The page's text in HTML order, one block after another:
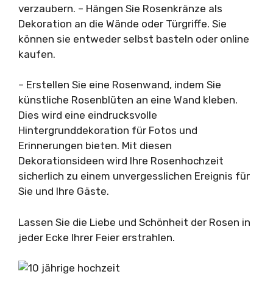
verzaubern. – Hängen Sie Rosenkränze als
Dekoration an die Wände oder Türgriffe. Sie
können sie entweder selbst basteln oder online
kaufen.
– Erstellen Sie eine Rosenwand, indem Sie
künstliche Rosenblüten an eine Wand kleben.
Dies wird eine eindrucksvolle
Hintergrunddekoration für Fotos und
Erinnerungen bieten. Mit diesen
Dekorationsideen wird Ihre Rosenhochzeit
sicherlich zu einem unvergesslichen Ereignis für
Sie und Ihre Gäste.
Lassen Sie die Liebe und Schönheit der Rosen in
jeder Ecke Ihrer Feier erstrahlen.